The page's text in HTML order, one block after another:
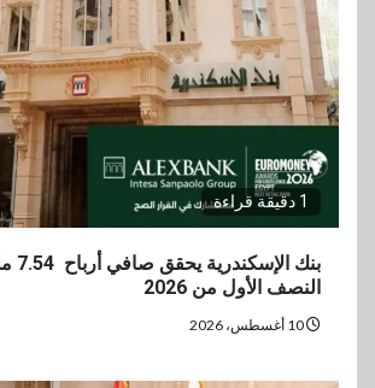
1 دقيقة قراءة
النصف الأول من 2026